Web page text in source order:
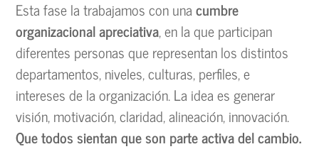
Esta fase la trabajamos con unacumbre
organizacional apreciativa, en la que participan
diferentes personas que representan los distintos
departamentos, niveles, culturas, perfiles, e
intereses de la organización. La idea es generar
visión, motivación, claridad, alineación, innovación.
Que todos sientan que son parte activa del cambio.